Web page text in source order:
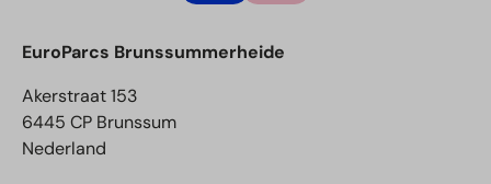
EuroParcs Brunssummerheide
Akerstraat 153
6445 CP Brunssum
Nederland